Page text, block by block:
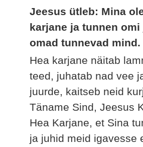
Jeesus ütleb: Mina
karjane ja tunnen omi
omad tunnevad
Hea karjane näitab
teed, juhatab nad vee
juurde, kaitseb neid
Täname Sind, Jeesus
Hea Karjane, et Sina
ja juhid meid igavesse